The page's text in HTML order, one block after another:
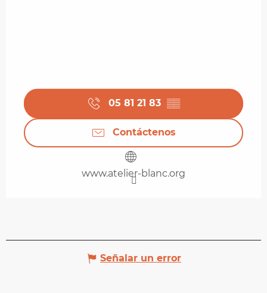
05 81 21 83 ▒▒
Contáctenos
www.atelier-blanc.org
Señalar un error